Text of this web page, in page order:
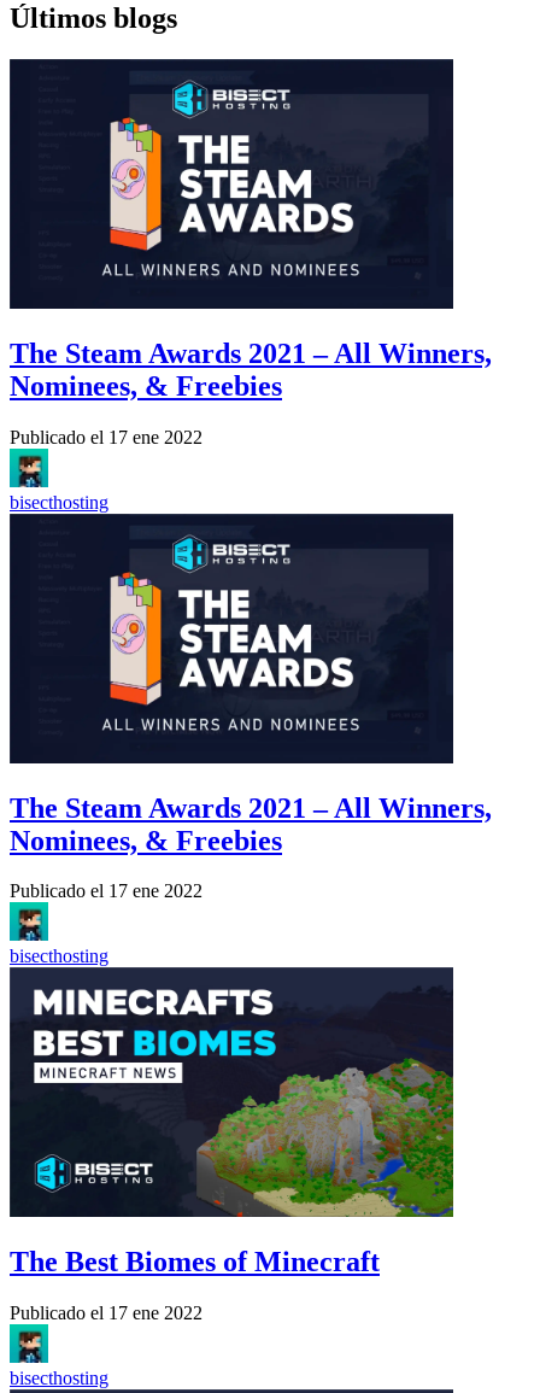
Últimos blogs
The Steam Awards 2021 – All Winners,
Nominees, & Freebies
Publicado el 17 ene 2022
bisecthosting
The Steam Awards 2021 – All Winners,
Nominees, & Freebies
Publicado el 17 ene 2022
bisecthosting
The Best Biomes of Minecraft
Publicado el 17 ene 2022
bisecthosting